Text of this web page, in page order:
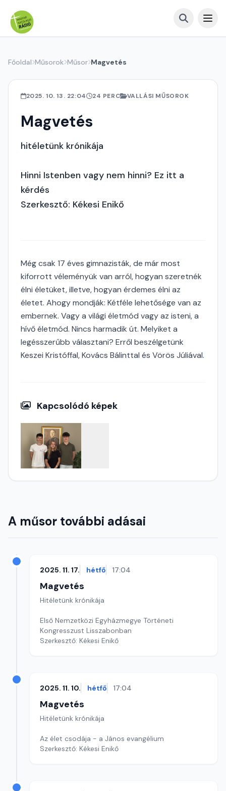
Főoldal Műsorok Műsor Magvetés
2025. 10. 13. 22:04 24 PERC VALLÁSI MŰSOROK
Magvetés
hitéletünk krónikája
Hinni Istenben vagy nem hinni? Ez itt a
kérdés
Szerkesztő: Kékesi Enikő
Még csak 17 éves gimnazisták, de már most
kiforrott véleményük van arról, hogyan szeretnék
élni életüket, illetve, hogyan érdemes élni az
életet. Ahogy mondják: Kétféle lehetősége van az
embernek. Vagy a világi életmód vagy az isteni, a
hívő életmód. Nincs harmadik út. Melyiket a
legésszerűbb választani? Erről beszélgetünk
Keszei Kristóffal, Kovács Bálinttal és Vörös Júliával.
Kapcsolódó képek
A műsor további adásai
2025. 11. 17. hétfő 17:04
Magvetés
Hitéletünk krónikája
Első Nemzetközi Egyházmegye Történeti
Kongresszust Lisszabonban
Szerkesztő: Kékesi Enikő
2025. 11. 10. hétfő 17:04
Magvetés
Hitéletünk krónikája
Az élet csodája - a János evangélium
Szerkesztő: Kékesi Enikő